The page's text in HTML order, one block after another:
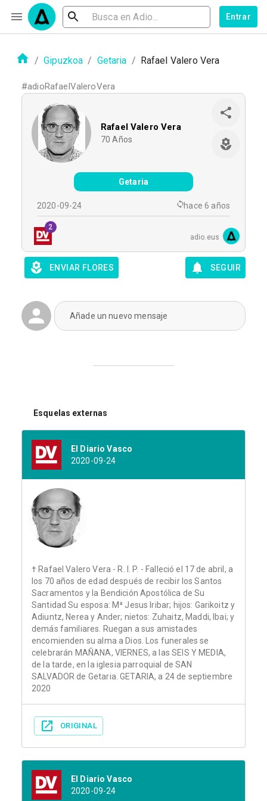
Entrar
/ Gipuzkoa / Getaria / Rafael Valero Vera
#adioRafaelValeroVera
Rafael Valero Vera
70 Años
Getaria
2020-09-24 hace 6 años
2
adio.eus
ENVIAR FLORES SEGUIR
Añade un nuevo mensaje
Esquelas externas
El Diario Vasco
2020-09-24
† Rafael Valero Vera - R. I. P. - Falleció el 17 de abril, a
los 70 años de edad después de recibir los Santos
Sacramentos y la Bendición Apostólica de Su
Santidad Su esposa: Mª Jesus Iribar; hijos: Garikoitz y
Adiuntz, Nerea y Ander; nietos: Zuhaitz, Maddi, Ibai; y
demás familiares. Ruegan a sus amistades
encomienden su alma a Dios. Los funerales se
celebrarán MAÑANA, VIERNES, a las SEIS Y MEDIA,
de la tarde, en la iglesia parroquial de SAN
SALVADOR de Getaria. GETARIA, a 24 de septiembre
2020
ORIGINAL
El Diario Vasco
2020-09-24